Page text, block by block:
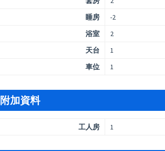
睡房
-2
浴室
2
天台
1
車位
1
附加資料
工人房 1